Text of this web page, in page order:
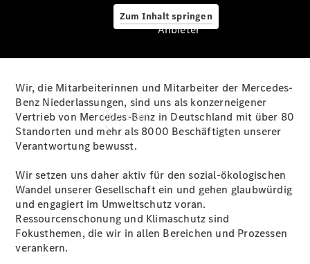
Zum Inhalt springen
Anbieter
Übersicht
Startseite
Anbieter
Wir, die Mitarbeiterinnen und Mitarbeiter der Mercedes-
Benz Niederlassungen, sind uns als konzerneigener
Vertrieb von Mercedes-Benz in Deutschland mit über 80
Standorten und mehr als 8000 Beschäftigten unserer
Verantwortung bewusst.
Wir setzen uns daher aktiv für den sozial-ökologischen
Wandel unserer Gesellschaft ein und gehen glaubwürdig
und engagiert im Umweltschutz voran.
Ressourcenschonung und Klimaschutz sind
Fokusthemen, die wir in allen Bereichen und Prozessen
verankern.